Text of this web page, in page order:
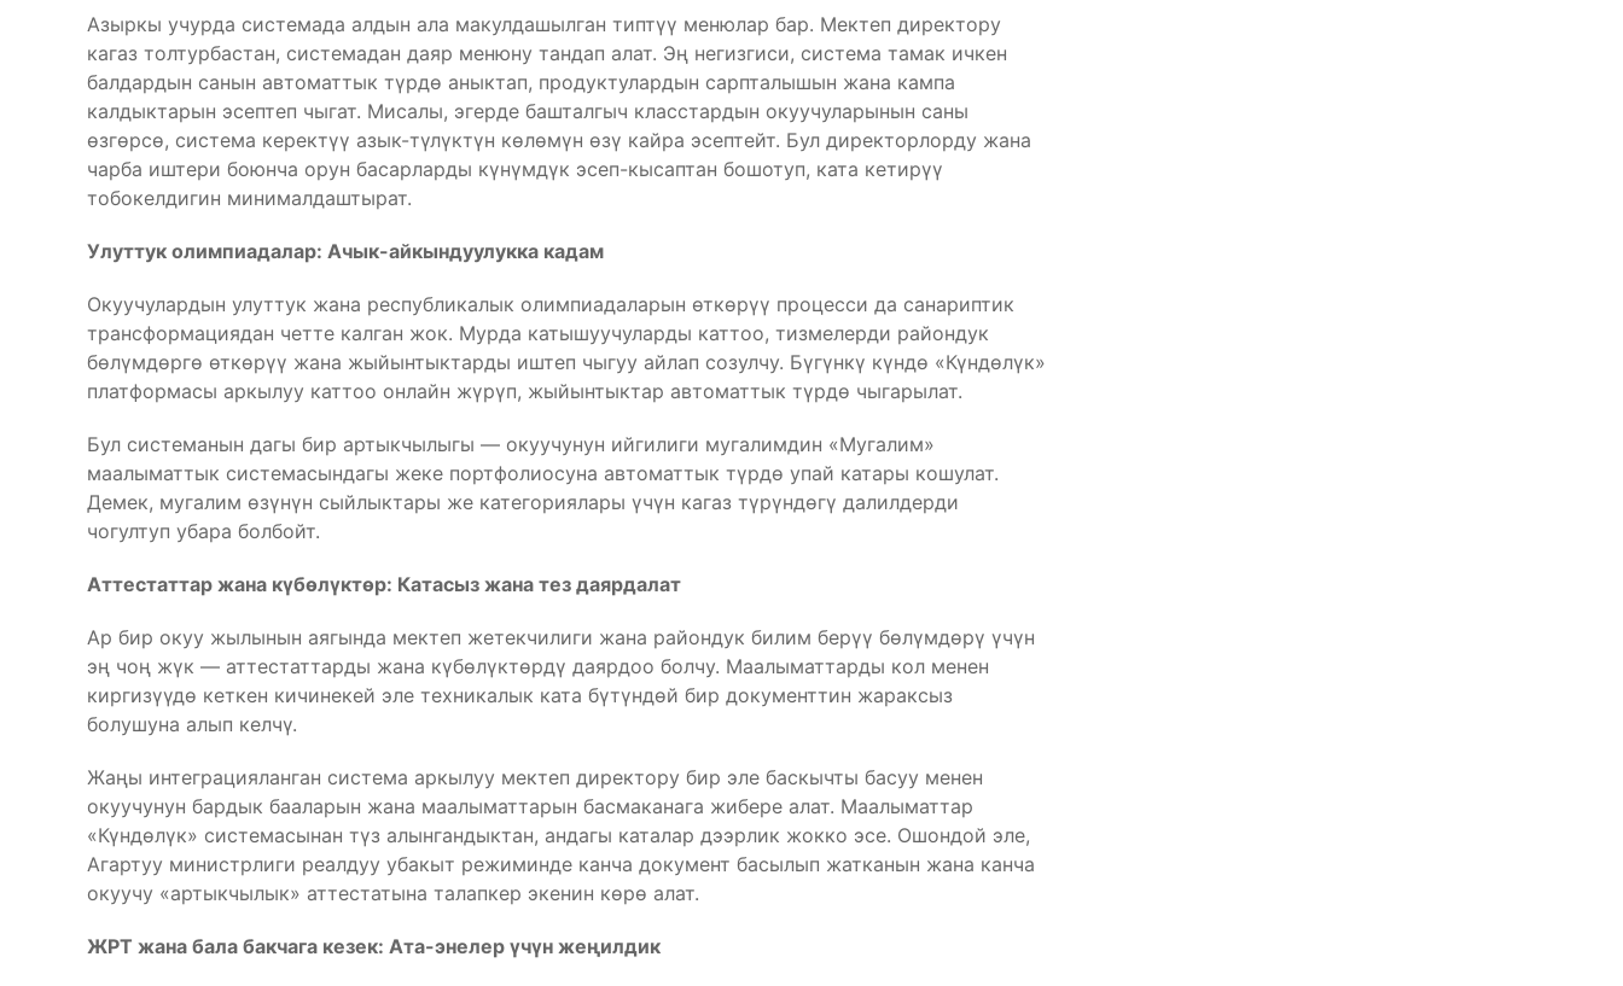
Азыркы учурда системада алдын ала макулдашылган типтүү менюлар бар. Мектеп директору
кагаз толтурбастан, системадан даяр менюну тандап алат. Эң негизгиси, система тамак ичкен
балдардын санын автоматтык түрдө аныктап, продуктулардын сарпталышын жана кампа
калдыктарын эсептеп чыгат. Мисалы, эгерде башталгыч класстардын окуучуларынын саны
өзгөрсө, система керектүү азык-түлүктүн көлөмүн өзү кайра эсептейт. Бул директорлорду жана
чарба иштери боюнча орун басарларды күнүмдүк эсеп-кысаптан бошотуп, ката кетирүү
тобокелдигин минималдаштырат.
Улуттук олимпиадалар: Ачык-айкындуулукка кадам
Окуучулардын улуттук жана республикалык олимпиадаларын өткөрүү процесси да санариптик
трансформациядан четте калган жок. Мурда катышуучуларды каттоо, тизмелерди райондук
бөлүмдөргө өткөрүү жана жыйынтыктарды иштеп чыгуу айлап созулчу. Бүгүнкү күндө «Күндөлүк»
платформасы аркылуу каттоо онлайн жүрүп, жыйынтыктар автоматтык түрдө чыгарылат.
Бул системанын дагы бир артыкчылыгы — окуучунун ийгилиги мугалимдин «Мугалим»
маалыматтык системасындагы жеке портфолиосуна автоматтык түрдө упай катары кошулат.
Демек, мугалим өзүнүн сыйлыктары же категориялары үчүн кагаз түрүндөгү далилдерди
чогултуп убара болбойт.
Аттестаттар жана күбөлүктөр: Катасыз жана тез даярдалат
Ар бир окуу жылынын аягында мектеп жетекчилиги жана райондук билим берүү бөлүмдөрү үчүн
эң чоң жүк — аттестаттарды жана күбөлүктөрдү даярдоо болчу. Маалыматтарды кол менен
киргизүүдө кеткен кичинекей эле техникалык ката бүтүндөй бир документтин жараксыз
болушуна алып келчү.
Жаңы интеграцияланган система аркылуу мектеп директору бир эле баскычты басуу менен
окуучунун бардык бааларын жана маалыматтарын басмаканага жибере алат. Маалыматтар
«Күндөлүк» системасынан түз алынгандыктан, андагы каталар дээрлик жокко эсе. Ошондой эле,
Агартуу министрлиги реалдуу убакыт режиминде канча документ басылып жатканын жана канча
окуучу «артыкчылык» аттестатына талапкер экенин көрө алат.
ЖРТ жана бала бакчага кезек: Ата-энелер үчүн жеңилдик